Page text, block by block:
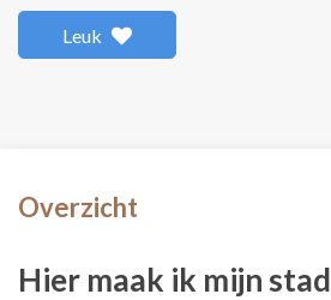
Leuk
Overzicht
Hier maak ik mijn stad